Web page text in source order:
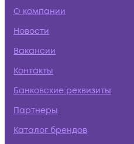
О компании
Новости
Вакансии
Контакты
Банковские реквизиты
Партнеры
Каталог брендов